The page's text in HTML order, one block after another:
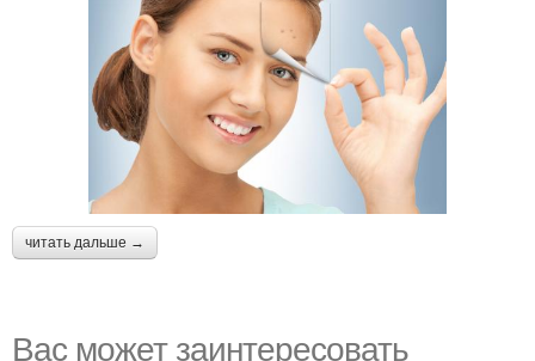
читать дальше →
Вас может заинтересовать